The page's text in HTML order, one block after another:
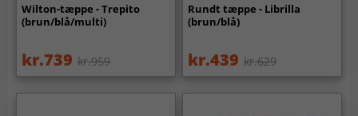
Wilton-tæppe - Trepito
(brun/blå/multi)
kr.739 kr.959
Rundt tæppe - Librilla
(brun/blå)
kr.439 kr.629